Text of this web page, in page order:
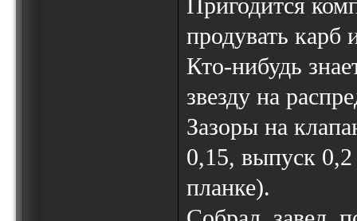
Пригодится
продувать карб
Кто-нибудь
звезду на
Зазоры на
0,15, выпуск
планке).